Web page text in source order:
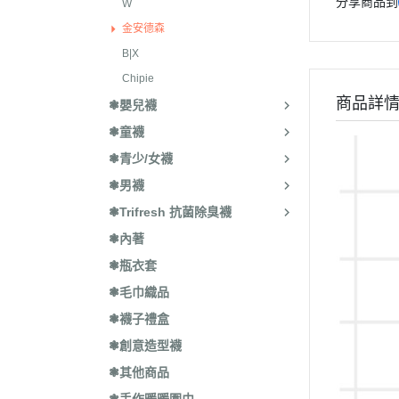
W
金安德森
B|X
Chipie
❃嬰兒襪
❃童襪
❃青少/女襪
❃男襪
❃Trifresh 抗菌除臭襪
❃內著
❃瓶衣套
❃毛巾織品
❃襪子禮盒
❃創意造型襪
❃其他商品
商品詳情